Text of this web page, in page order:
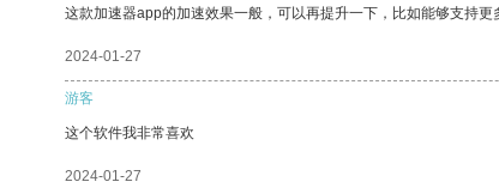
这款加速器app的加速效果一般，可以再提升一下，比如能够支持更
2024-01-27
游客
这个软件我非常喜欢
2024-01-27